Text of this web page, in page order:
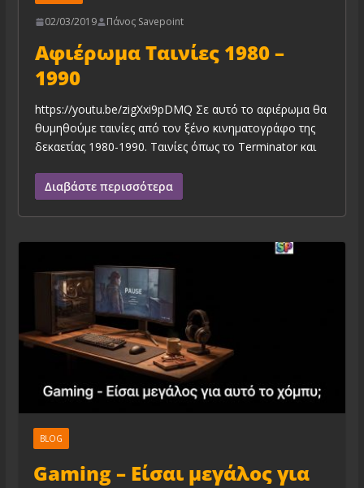
02/03/2019 Πάνος Savepoint
Αφιέρωμα Tαινίες 1980 –
1990
https://youtu.be/zigXxi9pDMQ Σε αυτό το αφιέρωμα θα
θυμηθούμε ταινίες από τον ξένο κινηματογράφο της
δεκαετίας 1980-1990. Ταινίες όπως το Terminator και
Διαβάστε περισσότερα
BLOG
Gaming – Είσαι μεγάλος για